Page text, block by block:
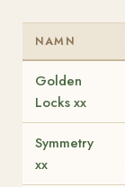
NAMN
Golden
Locks xx
Symmetry
xx